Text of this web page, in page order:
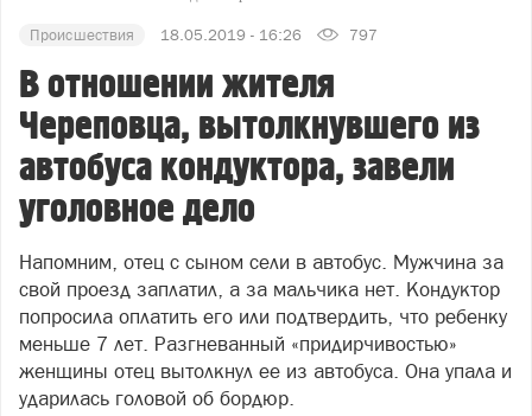
Происшествия 18.05.2019 - 16:26 797
В отношении жителя
Череповца, вытолкнувшего из
автобуса кондуктора, завели
уголовное дело
Напомним, отец с сыном сели в автобус. Мужчина за
свой проезд заплатил, а за мальчика нет. Кондуктор
попросила оплатить его или подтвердить, что ребенку
меньше 7 лет. Разгневанный «придирчивостью»
женщины отец вытолкнул ее из автобуса. Она упала и
ударилась головой об бордюр.